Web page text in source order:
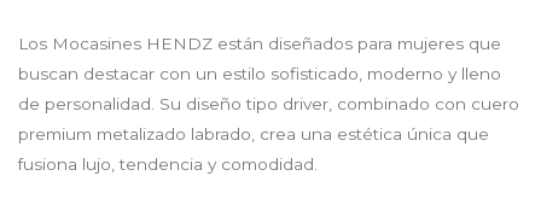
Los Mocasines HENDZ están diseñados para mujeres que
buscan destacar con un estilo sofisticado, moderno y lleno
de personalidad. Su diseño tipo driver, combinado con cuero
premium metalizado labrado, crea una estética única que
fusiona lujo, tendencia y comodidad.